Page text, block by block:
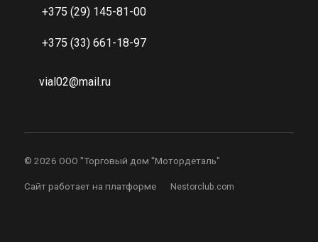
+375 (29) 145-81-00
+375 (33) 661-18-97
vial02@mail.ru
© 2026 ООО "Торговый дом "Мотордеталь"
Сайт работает на платформе Nestorclub.com